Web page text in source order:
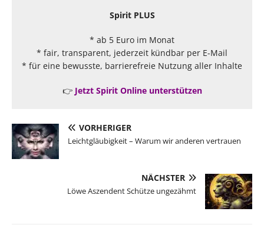
Spirit PLUS
* ab 5 Euro im Monat
* fair, transparent, jederzeit kündbar per E-Mail
* für eine bewusste, barrierefreie Nutzung aller Inhalte
👉 Jetzt Spirit Online unterstützen
VORHERIGER
Leichtgläubigkeit – Warum wir anderen vertrauen
NÄCHSTER
Löwe Aszendent Schütze ungezähmt